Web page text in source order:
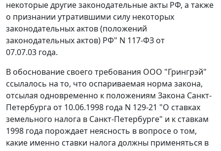
некоторые другие законодательные акты РФ, а также
о признании утратившими силу некоторых
законодательных актов (положений
законодательных актов) РФ" N 117-ФЗ от
07.07.03 года.
В обоснование своего требования ООО "Грингрэй"
ссылалось на то, что оспариваемая норма закона,
отсылая одновременно к положениям Закона Санкт-
Петербурга от 10.06.1998 года N 129-21 "О ставках
земельного налога в Санкт-Петербурге" и к ставкам
1998 года порождает неясность в вопросе о том,
какие именно ставки налога должны применяться в